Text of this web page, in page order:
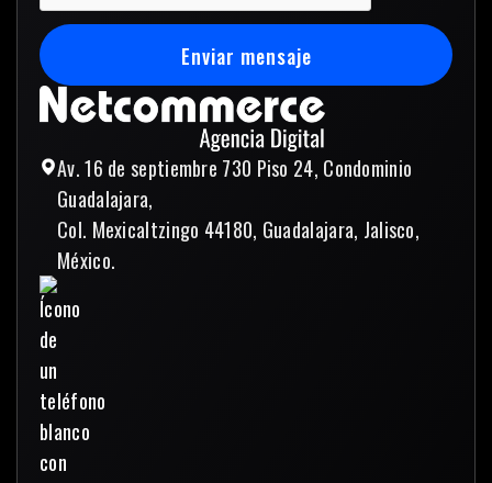
Av. 16 de septiembre 730 Piso 24, Condominio
Guadalajara,
Col. Mexicaltzingo 44180, Guadalajara, Jalisco,
México.
Enviar mensaje
Enviar mensaje